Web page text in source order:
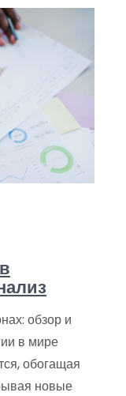
обзор и
в мире
обогащая
новые